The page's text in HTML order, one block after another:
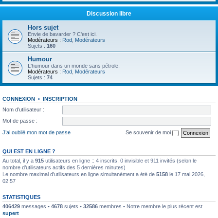
Discussion libre
Hors sujet
Envie de bavarder ? C'est ici.
Modérateurs : Rod Modérateurs
Sujets : 160
Humour
L'humour dans un monde sans pétrole.
Modérateurs : Rod Modérateurs
Sujets : 74
CONNEXION • INSCRIPTION
Nom d’utilisateur :
Mot de passe :
J’ai oublié mon mot de passe
Se souvenir de moi
QUI EST EN LIGNE ?
Au total, il y a 915 utilisateurs en ligne :: 4 inscrits, 0 invisible et 911 invités (selon le
nombre d’utilisateurs actifs des 5 dernières minutes)
Le nombre maximal d’utilisateurs en ligne simultanément a été de 5158 le 17 mai 2026,
02:57
STATISTIQUES
406429 messages • 4678 sujets • 32586 membres • Notre membre le plus récent est
supert